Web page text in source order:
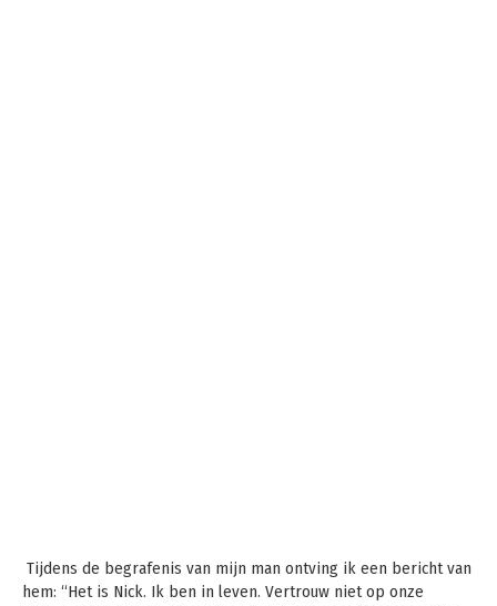
Tijdens de begrafenis van mijn man ontving ik een bericht van
hem: “Het is Nick. Ik ben in leven. Vertrouw niet op onze